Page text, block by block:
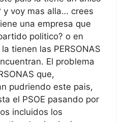
y voy mas alla… crees
una empresa que
politico? o en
tienen las PERSONAS
El problema
que,
pudriendo este pais,
el PSOE pasando por
incluidos los